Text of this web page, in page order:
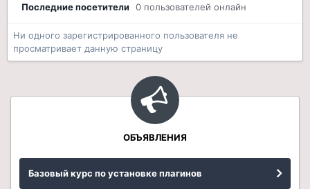
Последние посетители 0 пользователей онлайн
Ни одного зарегистрированного пользователя не
просматривает данную страницу
ОБЪЯВЛЕНИЯ
Базовый курс по установке плагинов